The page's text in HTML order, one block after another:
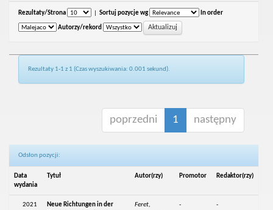
Rezultaty/Strona Sortuj pozycje wg In order
Autorzy/rekord
Rezultaty 1-1 z 1 (Czas wyszukiwania: 0.001 sekund).
poprzedni 1 następny
Odsłon pozycji:
Data
wydania
Tytuł Autor(rzy) Promotor Redaktor(rzy)
2021
Neue Richtungen in der
Feret,
- -